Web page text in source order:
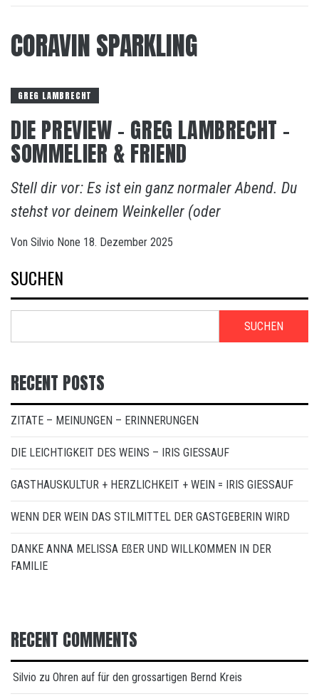
CORAVIN SPARKLING
GREG LAMBRECHT
DIE PREVIEW – GREG LAMBRECHT –
SOMMELIER & FRIEND
Stell dir vor: Es ist ein ganz normaler Abend. Du
stehst vor deinem Weinkeller (oder
Von Silvio None 18. Dezember 2025
SUCHEN
SUCHEN
RECENT POSTS
ZITATE – MEINUNGEN – ERINNERUNGEN
DIE LEICHTIGKEIT DES WEINS – IRIS GIESSAUF
GASTHAUSKULTUR + HERZLICHKEIT + WEIN = IRIS GIESSAUF
WENN DER WEIN DAS STILMITTEL DER GASTGEBERIN WIRD
DANKE ANNA MELISSA EßER UND WILLKOMMEN IN DER
FAMILIE
RECENT COMMENTS
Silvio zu Ohren auf für den grossartigen Bernd Kreis